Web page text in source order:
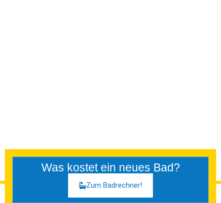
Was kostet ein neues Bad?
Zum Badrechner!